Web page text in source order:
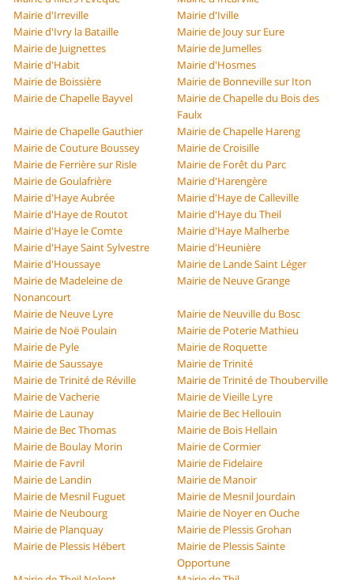
Mairie d'Irreville
Mairie d'Iville
Mairie d'Ivry la Bataille
Mairie de Jouy sur Eure
Mairie de Juignettes
Mairie de Jumelles
Mairie d'Habit
Mairie d'Hosmes
Mairie de Boissière
Mairie de Bonneville sur Iton
Mairie de Chapelle Bayvel
Mairie de Chapelle du Bois des
Faulx
Mairie de Chapelle Gauthier
Mairie de Chapelle Hareng
Mairie de Couture Boussey
Mairie de Croisille
Mairie de Ferrière sur Risle
Mairie de Forêt du Parc
Mairie de Goulafrière
Mairie d'Harengère
Mairie d'Haye Aubrée
Mairie d'Haye de Calleville
Mairie d'Haye de Routot
Mairie d'Haye du Theil
Mairie d'Haye le Comte
Mairie d'Haye Malherbe
Mairie d'Haye Saint Sylvestre
Mairie d'Heunière
Mairie d'Houssaye
Mairie de Lande Saint Léger
Mairie de Madeleine de
Nonancourt
Mairie de Neuve Grange
Mairie de Neuve Lyre
Mairie de Neuville du Bosc
Mairie de Noë Poulain
Mairie de Poterie Mathieu
Mairie de Pyle
Mairie de Roquette
Mairie de Saussaye
Mairie de Trinité
Mairie de Trinité de Réville
Mairie de Trinité de Thouberville
Mairie de Vacherie
Mairie de Vieille Lyre
Mairie de Launay
Mairie de Bec Hellouin
Mairie de Bec Thomas
Mairie de Bois Hellain
Mairie de Boulay Morin
Mairie de Cormier
Mairie de Favril
Mairie de Fidelaire
Mairie de Landin
Mairie de Manoir
Mairie de Mesnil Fuguet
Mairie de Mesnil Jourdain
Mairie de Neubourg
Mairie de Noyer en Ouche
Mairie de Planquay
Mairie de Plessis Grohan
Mairie de Plessis Hébert
Mairie de Plessis Sainte
Opportune